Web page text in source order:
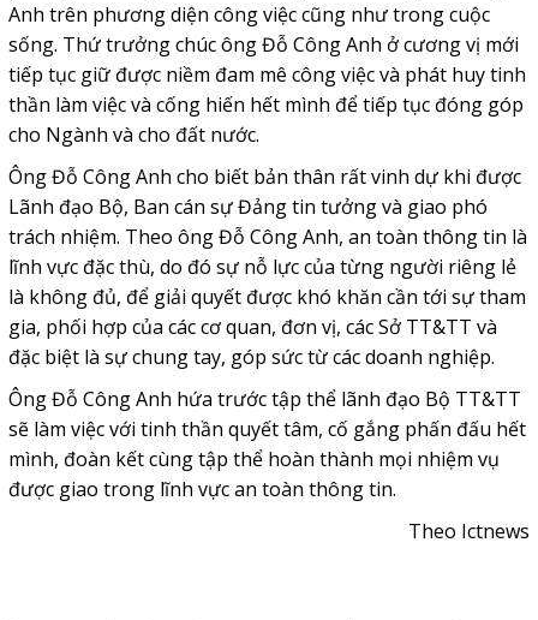
Anh trên phương diện công việc cũng như trong cuộc
sống. Thứ trưởng chúc ông Đỗ Công Anh ở cương vị mới
tiếp tục giữ được niềm đam mê công việc và phát huy tinh
thần làm việc và cống hiến hết mình để tiếp tục đóng góp
cho Ngành và cho đất nước.
Ông Đỗ Công Anh cho biết bản thân rất vinh dự khi được
Lãnh đạo Bộ, Ban cán sự Đảng tin tưởng và giao phó
trách nhiệm. Theo ông Đỗ Công Anh, an toàn thông tin là
lĩnh vực đặc thù, do đó sự nỗ lực của từng người riêng lẻ
là không đủ, để giải quyết được khó khăn cần tới sự tham
gia, phối hợp của các cơ quan, đơn vị, các Sở TT&TT và
đặc biệt là sự chung tay, góp sức từ các doanh nghiệp.
Ông Đỗ Công Anh hứa trước tập thể lãnh đạo Bộ TT&TT
sẽ làm việc với tinh thần quyết tâm, cố gắng phấn đấu hết
mình, đoàn kết cùng tập thể hoàn thành mọi nhiệm vụ
được giao trong lĩnh vực an toàn thông tin.
Theo Ictnews